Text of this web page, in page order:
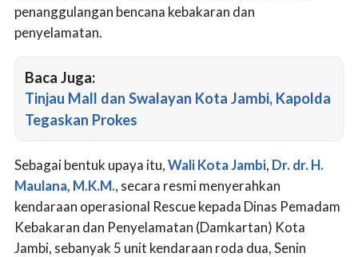
penanggulangan bencana kebakaran dan
penyelamatan.
Baca Juga:
Tinjau Mall dan Swalayan Kota Jambi, Kapolda
Tegaskan Prokes
Sebagai bentuk upaya itu,Wali Kota Jambi, Dr. dr. H.
Maulana, M.K.M., secara resmi menyerahkan
kendaraan operasional Rescue kepada Dinas Pemadam
Kebakaran dan Penyelamatan (Damkartan) Kota
Jambi, sebanyak 5 unit kendaraan roda dua, Senin